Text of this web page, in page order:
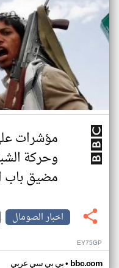
مؤشرات
وحركة
مضيق باب
اخبار الصومال
EY75GP
بي بي سي عربي• bbc.com